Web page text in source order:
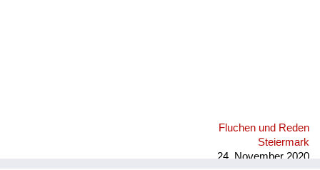
Fluchen und Reden
Steiermark
24. November 2020